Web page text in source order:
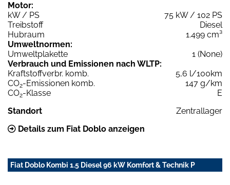
Motor:
kW / PS
75 kW / 102 PS
Treibstoff
Diesel
Hubraum
1.499 cm³
Umweltnormen:
Umweltplakette
1 (None)
Verbrauch und Emissionen nach WLTP:
Kraftstoffverbr. komb.
5,6 l/100km
CO2-Emissionen komb.
147 g/km
CO2-Klasse
E
Standort
Zentrallager
Details zum Fiat Doblo anzeigen
Fiat Doblo Kombi 1.5 Diesel 96 kW Komfort & Technik P